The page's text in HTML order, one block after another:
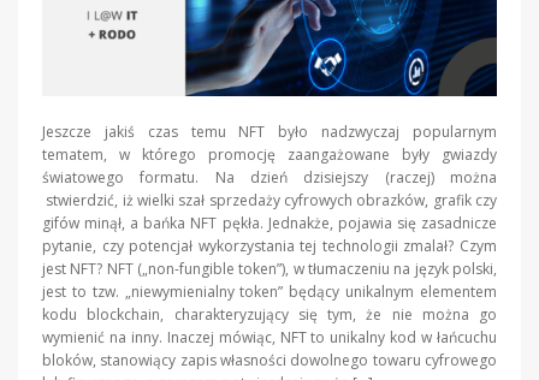
Jeszcze jakiś czas temu NFT było nadzwyczaj popularnym
tematem, w którego promocję zaangażowane były gwiazdy
światowego formatu. Na dzień dzisiejszy (raczej) można
stwierdzić, iż wielki szał sprzedaży cyfrowych obrazków, grafik czy
gifów minął, a bańka NFT pękła. Jednakże, pojawia się zasadnicze
pytanie, czy potencjał wykorzystania tej technologii zmalał? Czym
jest NFT? NFT („non-fungible token”), w tłumaczeniu na język polski,
jest to tzw. „niewymienialny token” będący unikalnym elementem
kodu blockchain, charakteryzujący się tym, że nie można go
wymienić na inny. Inaczej mówiąc, NFT to unikalny kod w łańcuchu
bloków, stanowiący zapis własności dowolnego towaru cyfrowego